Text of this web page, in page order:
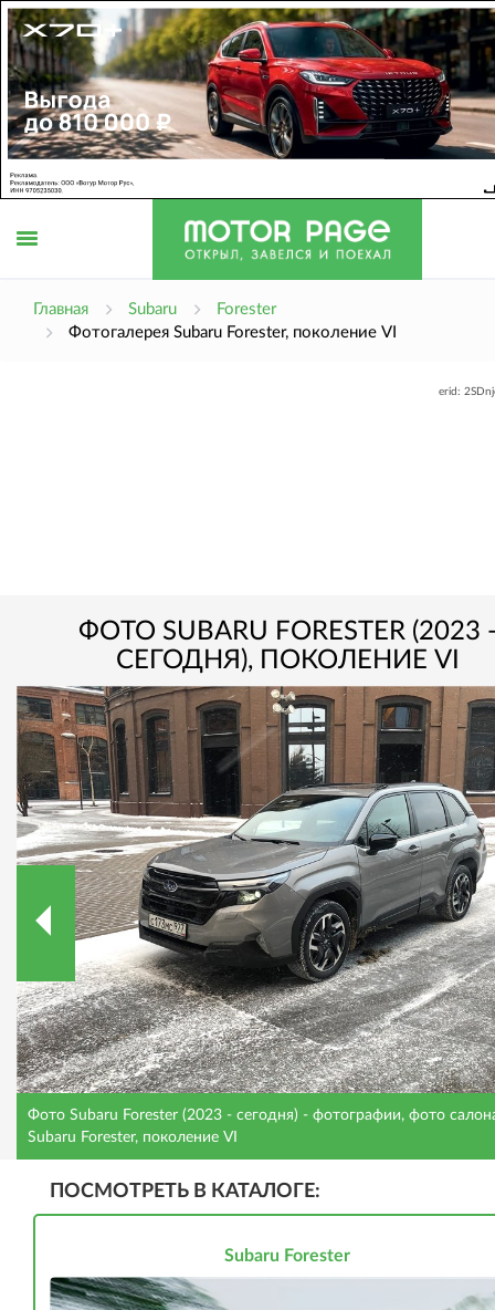
Главная Subaru
Forester
Фотогалерея Subaru Forester, поколение VI
erid:
ФОТО SUBARU FORESTER (2023
СЕГОДНЯ), ПОКОЛЕНИЕ VI
Фото Subaru Forester (2023 - сегодня) - фотографии, фото
Subaru Forester, поколение VI
ПОСМОТРЕТЬ В КАТАЛОГЕ:
Subaru Forester